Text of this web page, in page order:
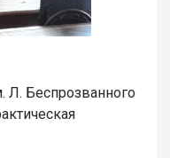
Л. Беспрозванного